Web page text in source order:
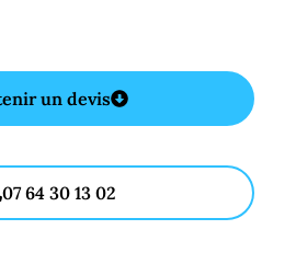
un devis
07 64 30 13 02